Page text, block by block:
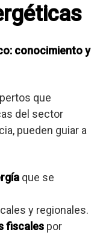
conocimiento y
que
del sector
pueden guiar a
que se
y regionales.
fiscales por